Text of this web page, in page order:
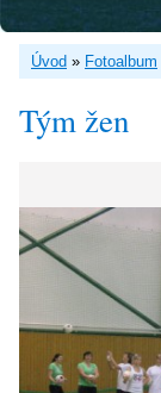
Úvod » Fotoalbum
Tým žen